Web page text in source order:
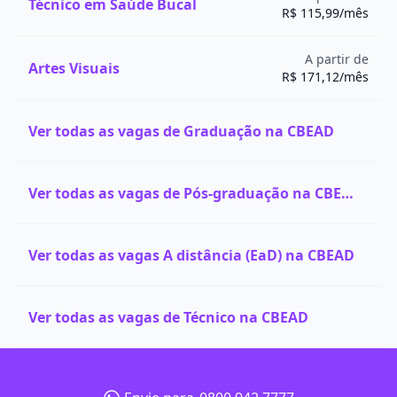
Técnico em Saúde Bucal
R$ 115,99/mês
Artes Visuais
A partir de
R$ 171,12/mês
Ver todas as vagas de Graduação na CBEAD
Ver todas as vagas de Pós-graduação na CBEAD
Ver todas as vagas A distância (EaD) na CBEAD
Ver todas as vagas de Técnico na CBEAD